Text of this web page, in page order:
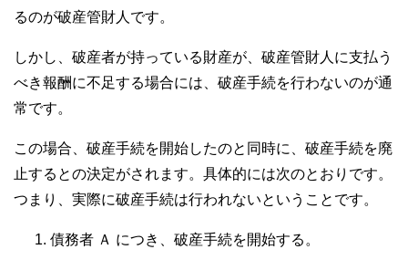
るのが破産管財人です。
しかし、破産者が持っている財産が、破産管財人に支払う
べき報酬に不足する場合には、破産手続を行わないのが通
常です。
この場合、破産手続を開始したのと同時に、破産手続を廃
止するとの決定がされます。具体的には次のとおりです。
つまり、実際に破産手続は行われないということです。
債務者 Ａ につき、破産手続を開始する。